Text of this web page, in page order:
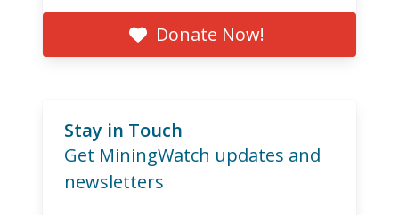
Donate Now!
Stay in Touch
Get MiningWatch updates and
newsletters